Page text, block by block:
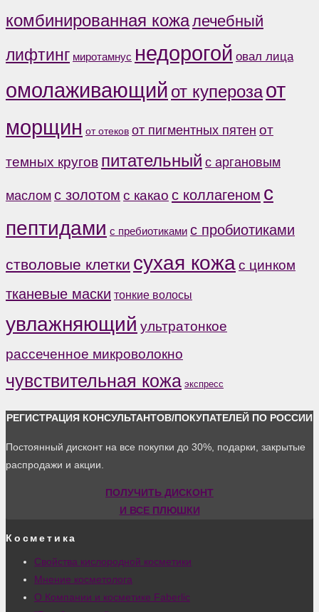
комбинированная кожалечебный
лифтинг миротамнус недорогой овал лица
омолаживающий от куперозаот
морщин от отеков от пигментных пятен от
темных кругов питательный с аргановым
маслом с золотом с какао с коллагеном с
пептидами с пребиотиками с пробиотиками
стволовые клетки сухая кожас цинком
тканевые маски тонкие волосы
увлажняющий ультратонкое
рассеченное микроволокно
чувствительная кожа экспресс
РЕГИСТРАЦИЯ КОНСУЛЬТАНТОВ/ПОКУПАТЕЛЕЙ ПО РОССИИ
Постоянный дисконт на все покупки до 30%, подарки, закрытые
распродажи и акции.
ПОЛУЧИТЬ ДИСКОНТ
И ВСЕ ПЛЮШКИ
Косметика
Свойства кислородной косметики
Мнение косметолога
О Компании и косметике Faberlic